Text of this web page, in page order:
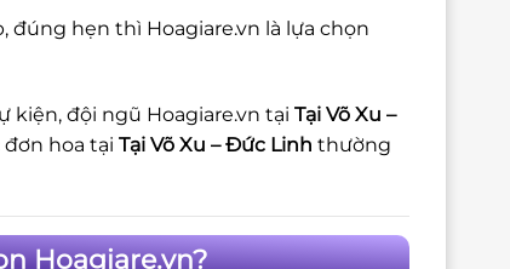
đúng hẹn thì Hoagiare.vn là lựa chọn
kiện, đội ngũ Hoagiare.vn tại Tại Võ Xu –
hoa tại Tại Võ Xu – Đức Linh thường
Hoagiare.vn?